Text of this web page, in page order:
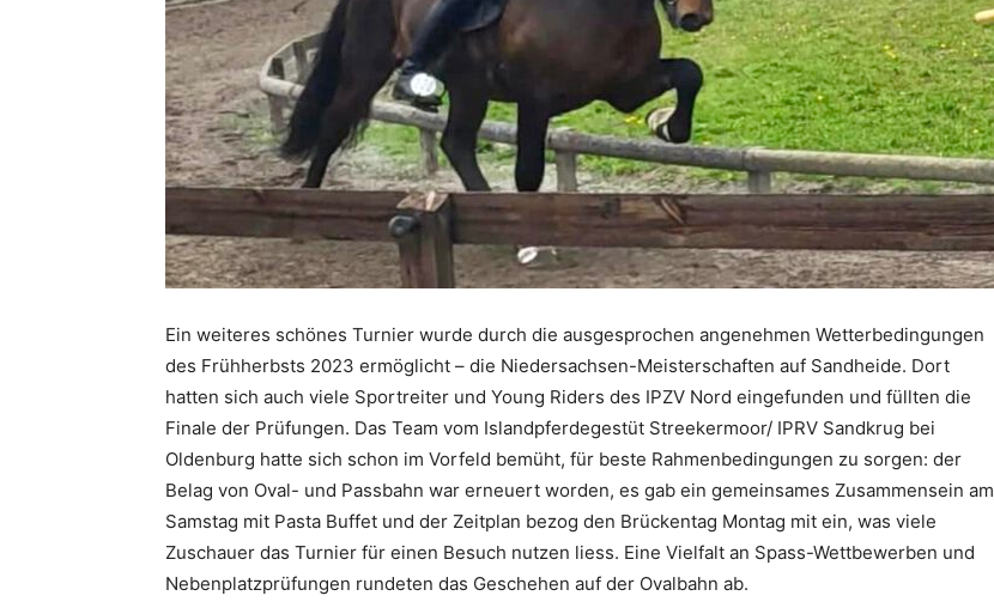
Ein weiteres schönes Turnier wurde durch die ausgesprochen angenehmen Wetterbedingungen
des Frühherbsts 2023 ermöglicht – die Niedersachsen-Meisterschaften auf Sandheide. Dort
hatten sich auch viele Sportreiter und Young Riders des IPZV Nord eingefunden und füllten die
Finale der Prüfungen. Das Team vom Islandpferdegestüt Streekermoor/ IPRV Sandkrug bei
Oldenburg hatte sich schon im Vorfeld bemüht, für beste Rahmenbedingungen zu sorgen: der
Belag von Oval- und Passbahn war erneuert worden, es gab ein gemeinsames Zusammensein am
Samstag mit Pasta Buffet und der Zeitplan bezog den Brückentag Montag mit ein, was viele
Zuschauer das Turnier für einen Besuch nutzen liess. Eine Vielfalt an Spass-Wettbewerben und
Nebenplatzprüfungen rundeten das Geschehen auf der Ovalbahn ab.